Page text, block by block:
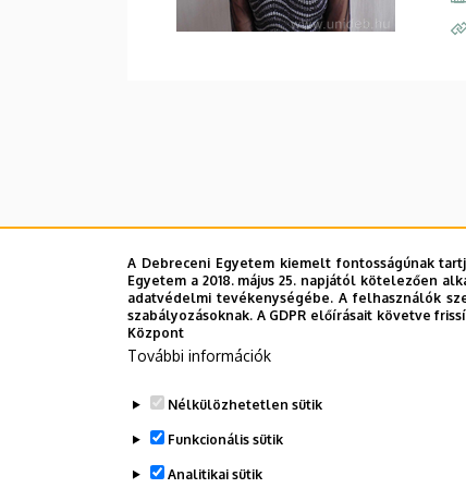
A Debreceni Egyetem kiemelt fontosságúnak
Egyetem a 2018. május 25. napjától kötelezően
adatvédelmi tevékenységébe. A felhasználók
szabályozásoknak. A GDPR előírásait követve
Központ
További információk
Nélkülözhetetlen sütik
Funkcionális sütik
Analitikai sütik